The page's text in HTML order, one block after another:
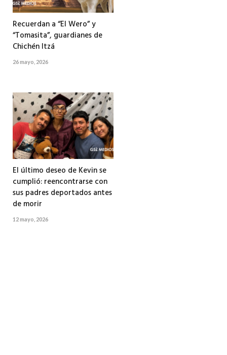
Recuerdan a “El Wero” y
“Tomasita”, guardianes de
Chichén Itzá
26 mayo, 2026
El último deseo de Kevin se
cumplió: reencontrarse con
sus padres deportados antes
de morir
12 mayo, 2026